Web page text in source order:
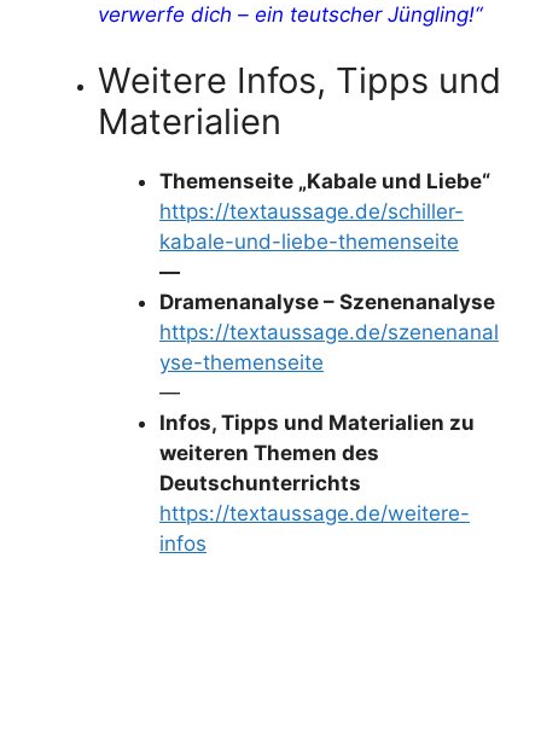
verwerfe dich – ein teutscher Jüngling!“
Weitere Infos, Tipps und
Materialien
Themenseite „Kabale und Liebe“
https://textaussage.de/schiller-
kabale-und-liebe-themenseite
—
Dramenanalyse – Szenenanalyse
https://textaussage.de/szenenanal
yse-themenseite
—
Infos, Tipps und Materialien zu
weiteren Themen des
Deutschunterrichts
https://textaussage.de/weitere-
infos